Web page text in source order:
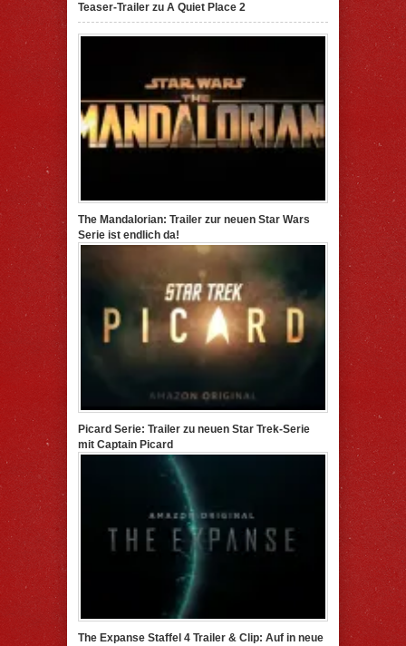
Teaser-Trailer zu A Quiet Place 2
The Mandalorian: Trailer zur neuen Star Wars
Serie ist endlich da!
Picard Serie: Trailer zu neuen Star Trek-Serie
mit Captain Picard
The Expanse Staffel 4 Trailer & Clip: Auf in neue